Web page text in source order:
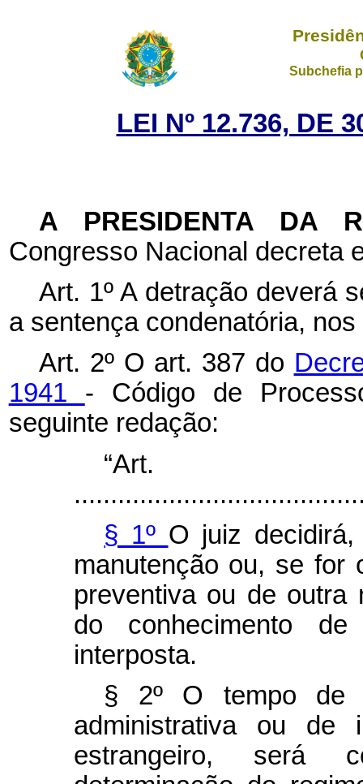
Subchefia
LEI Nº 12.736, DE
A PRESIDENTA DA
Congresso Nacional decreta
Art. 1º A detração deverá
a sentença condenatória,
Art. 2º O art. 387 do
1941 - Código de
seguinte redação:
§ 1º O juiz decidirá,
manutenção ou, se for
preventiva ou de outra
do conhecimento
interposta.
§ 2º O tempo de
administrativa ou de
estrangeiro, será